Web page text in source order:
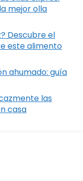
mejor olla
Descubre el
este alimento
ahumado: guía
las
casa